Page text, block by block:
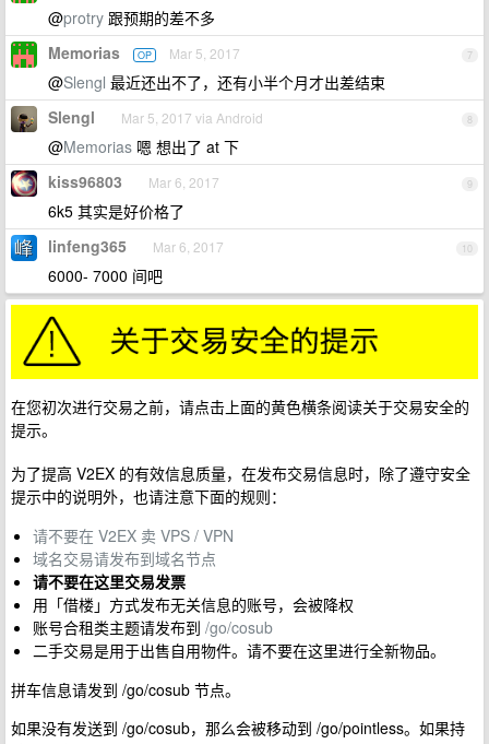
@protry 跟预期的差不多
7
Memorias OP Mar 5, 2017
@Slengl 最近还出不了，还有小半个月才出差结束
8
Slengl Mar 5, 2017 via Android
@Memorias 嗯 想出了 at 下
9
kiss96803 Mar 6, 2017
6k5 其实是好价格了
10
linfeng365 Mar 6, 2017
6000- 7000 间吧
在您初次进行交易之前，请点击上面的黄色横条阅读关于交易安全的
提示。
为了提高 V2EX 的有效信息质量，在发布交易信息时，除了遵守安全
提示中的说明外，也请注意下面的规则：
请不要在 V2EX 卖 VPS / VPN
域名交易请发布到域名节点
请不要在这里交易发票
用「借楼」方式发布无关信息的账号，会被降权
账号合租类主题请发布到 /go/cosub
二手交易是用于出售自用物件。请不要在这里进行全新物品。
拼车信息请发到 /go/cosub 节点。
如果没有发送到 /go/cosub，那么会被移动到 /go/pointless。如果持